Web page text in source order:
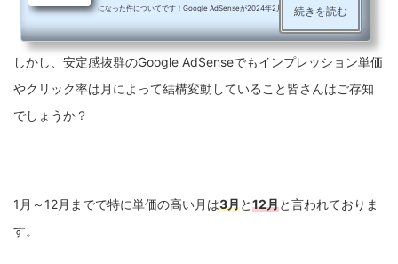
になった件についてです！Google AdSenseが2024年2月からCPCからCPMに変
価)からCPM(インプレッション単価)に切り替わるというもの。当方のサイトでは2
024年2月3日から完全にGoogle AdSenseの管理画面でもCPCからCPMに切り替
わっております。まぁ大体普通はCPMのASPが多いんですよね。Google AdSense
が今までクリック単価で珍しいぐらいだった。ネットの他の人の移行への報告を見
ている感じだ...
続きを読む
しかし、安定感抜群のGoogle AdSenseでもインプレッション単価
やクリック率は月によって結構変動していること皆さんはご存知
でしょうか？
1月～12月までで特に単価の高い月は3月と12月と言われておりま
す。